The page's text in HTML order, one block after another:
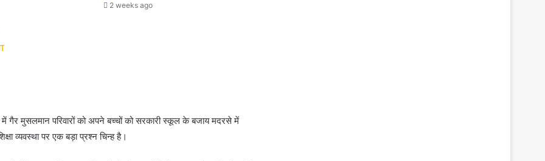
2 weeks ago
में गैर मुसलमान परिवारों को अपने बच्चों को सरकारी स्कूल के बजाय मदरसे में
व्यवस्था पर एक बड़ा प्रश्न चिन्ह है।